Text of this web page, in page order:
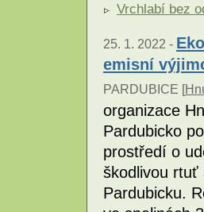
Vrchlabí bez
25. 1. 2022 -
emisní
PARDUBICE [
organizace
Pardubicko
prostředí o
škodlivou rtuť
Pardubicku.